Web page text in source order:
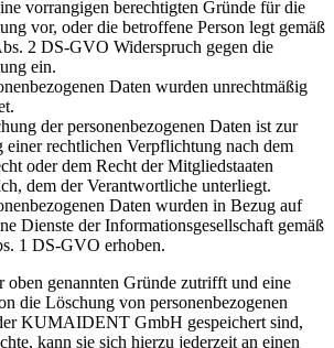
vorrangigen berechtigten Gründe für die
vor, oder die betroffene Person legt gemäß
2 DS-GVO Widerspruch gegen die
ein.
Daten wurden unrechtmäßig
der personenbezogenen Daten ist zur
einer rechtlichen Verpflichtung nach dem
oder dem Recht der Mitgliedstaaten
dem der Verantwortliche unterliegt.
Daten wurden in Bezug auf
Dienste der Informationsgesellschaft gemäß
1 DS-GVO erhoben.
oben genannten Gründe zutrifft und eine
die Löschung von personenbezogenen
KUMAIDENT GmbH gespeichert sind,
kann sie sich hierzu jederzeit an einen